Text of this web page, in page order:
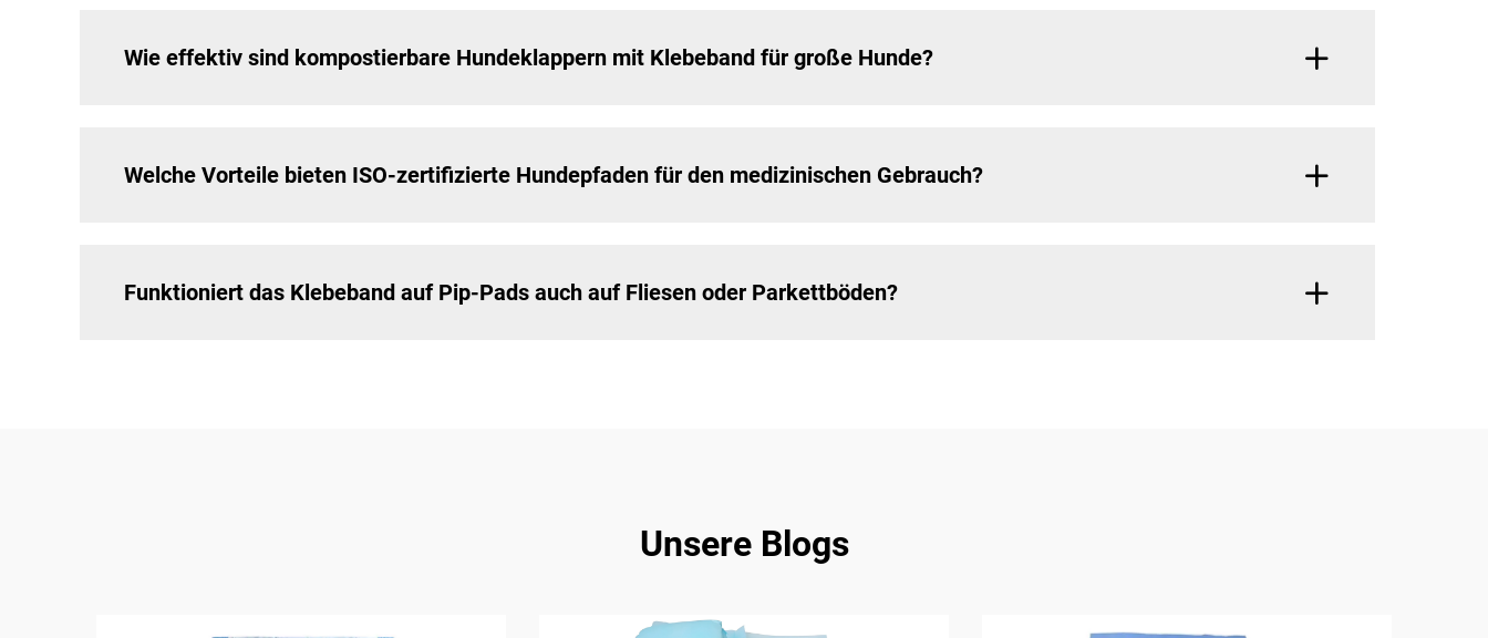
Wie effektiv sind kompostierbare Hundeklappern mit Klebeband für große Hunde?
Welche Vorteile bieten ISO-zertifizierte Hundepfaden für den medizinischen Gebrauch?
Funktioniert das Klebeband auf Pip-Pads auch auf Fliesen oder Parkettböden?
Unsere Blogs